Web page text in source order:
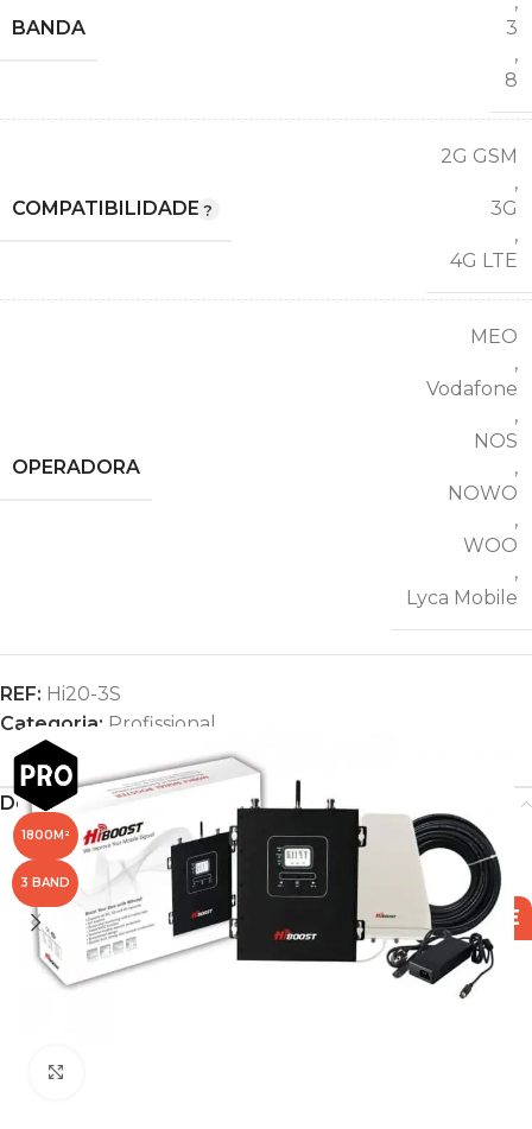
BANDA
3
,
8
COMPATIBILIDADE
2G GSM
,
3G
,
4G LTE
OPERADORA
MEO
,
Vodafone
,
NOS
,
NOWO
,
WOO
,
Lyca Mobile
REF: Hi20-3S
Categoria: Profissional
Descrição
ÍNDICE
1800M²
3 BAND